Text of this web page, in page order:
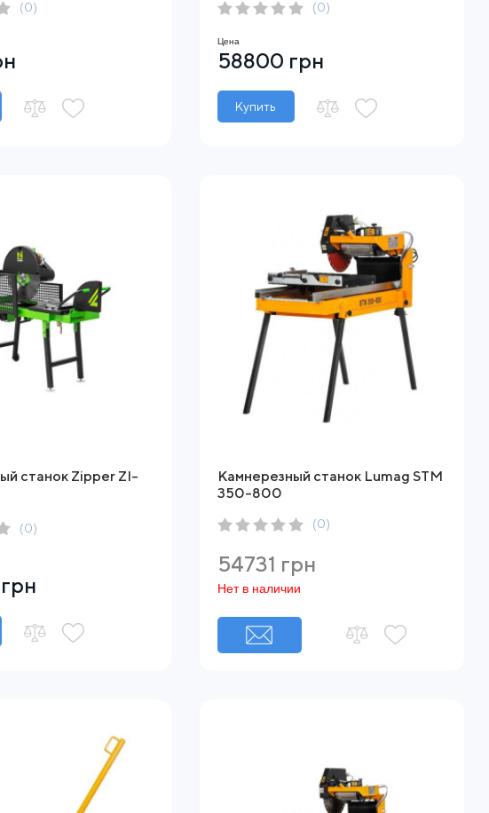
(0) (0)
Цена
58800 грн
Купить
станок Zipper ZI-
(0)
Камнерезный станок Lumag STM
350-800
(0)
54731 грн
Нет в наличии